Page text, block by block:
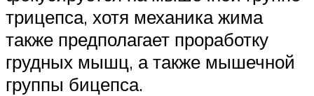
трицепса, хотя механика жима
также предполагает проработку
грудных мышц, а также мышечной
группы бицепса.